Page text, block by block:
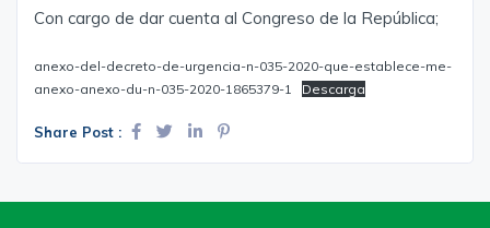
Con cargo de dar cuenta al Congreso de la República;
anexo-del-decreto-de-urgencia-n-035-2020-que-establece-me-
anexo-anexo-du-n-035-2020-1865379-1
Descarga
Share Post :